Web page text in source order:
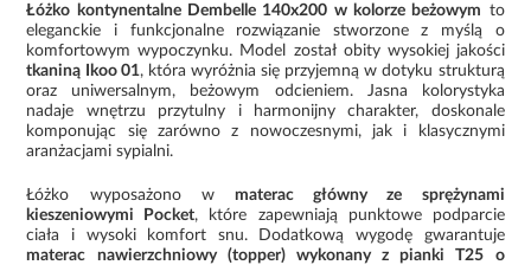
Łóżko kontynentalne Dembelle 140x200 w kolorze beżowym to
eleganckie i funkcjonalne rozwiązanie stworzone z myślą o
komfortowym wypoczynku. Model został obity wysokiej jakości
tkaniną Ikoo 01, która wyróżnia się przyjemną w dotyku strukturą
oraz uniwersalnym, beżowym odcieniem. Jasna kolorystyka
nadaje wnętrzu przytulny i harmonijny charakter, doskonale
komponując się zarówno z nowoczesnymi, jak i klasycznymi
aranżacjami sypialni.
Łóżko wyposażono w materac główny ze sprężynami
kieszeniowymi Pocket, które zapewniają punktowe podparcie
ciała i wysoki komfort snu. Dodatkową wygodę gwarantuje
materac nawierzchniowy (topper) wykonany z pianki T25 o